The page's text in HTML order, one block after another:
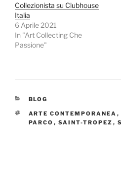
Collezionista su Clubhouse
Italia
6 Aprile 2021
In "Art Collecting Che
Passione"
CATEGORIE
BLOG
TAG
ARTE CONTEMPORANEA ,
PARCO , SAINT-TROPEZ ,